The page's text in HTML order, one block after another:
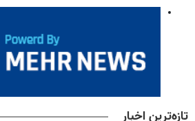
تازه‌ترین اخبار